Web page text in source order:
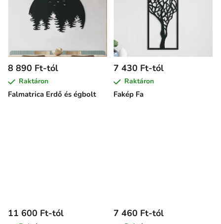
Falmatrica Erdő és égbolt
8 890 Ft-tól
Raktáron
Fakép Fa
7 430 Ft-tól
Raktáron
11 600 Ft-tól 7 460 Ft-tól